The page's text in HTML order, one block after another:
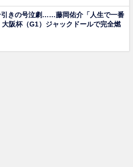
きの号泣劇……藤岡佑介「人生で一番
阪杯（G1）ジャックドールで完全燃